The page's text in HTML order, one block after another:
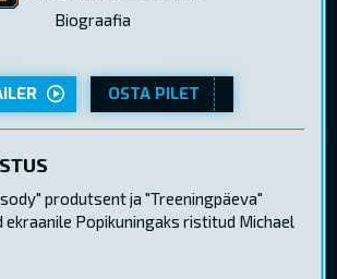
Biograafia
OSTA PILET
produtsent ja "Treeningpäeva"
Popikuningaks ristitud Michael